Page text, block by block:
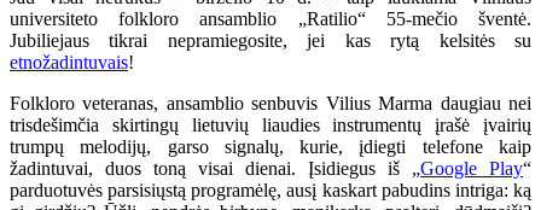
universiteto folkloro ansamblio „Ratilio“ 55-mečio šventė.
Jubiliejaus tikrai nepramiegosite, jei kas rytą kelsitės su
etnožadintuvais!
Folkloro veteranas, ansamblio senbuvis Vilius Marma daugiau nei
trisdešimčia skirtingų lietuvių liaudies instrumentų įrašė įvairių
trumpų melodijų, garso signalų, kurie, įdiegti telefone kaip
žadintuvai, duos toną visai dienai. Įsidiegus iš „Google Play“
parduotuvės parsisiųstą programėlę, ausį kaskart pabudins intriga: ką